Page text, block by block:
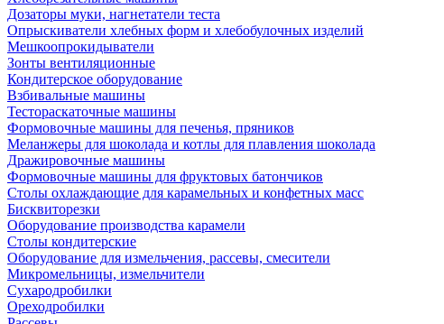
Дозаторы муки, нагнетатели теста
Опрыскиватели хлебных форм и хлебобулочных изделий
Мешкоопрокидыватели
Зонты вентиляционные
Кондитерское оборудование
Взбивальные машины
Тестораскаточные машины
Формовочные машины для печенья, пряников
Меланжеры для шоколада и котлы для плавления шоколада
Дражировочные машины
Формовочные машины для фруктовых батончиков
Столы охлаждающие для карамельных и конфетных масс
Бисквиторезки
Оборудование производства карамели
Столы кондитерские
Оборудование для измельчения, рассевы, смесители
Микромельницы, измельчители
Сухародробилки
Ореходробилки